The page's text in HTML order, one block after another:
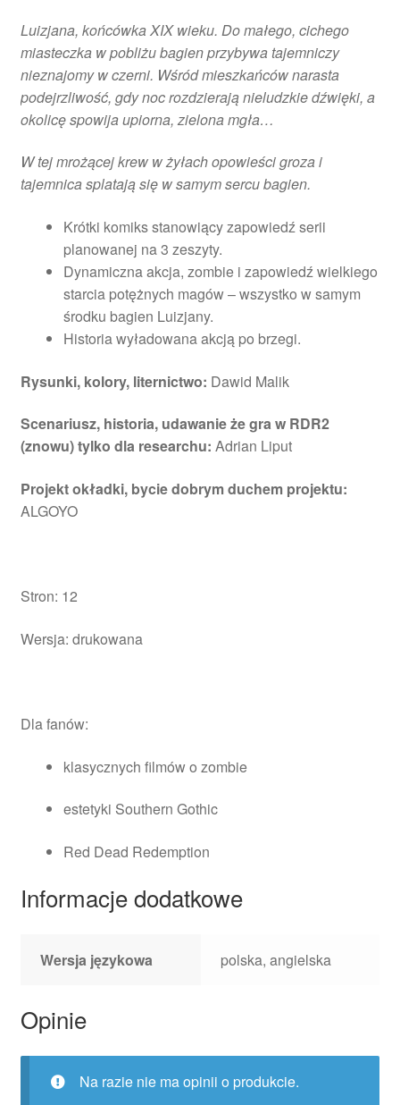
Luizjana, końcówka XIX wieku. Do małego, cichego
miasteczka w pobliżu bagien przybywa tajemniczy
nieznajomy w czerni. Wśród mieszkańców narasta
podejrzliwość, gdy noc rozdzierają nieludzkie dźwięki, a
okolicę spowija upiorna, zielona mgła…
W tej mrożącej krew w żyłach opowieści groza i
tajemnica splatają się w samym sercu bagien.
Krótki komiks stanowiący zapowiedź serii
planowanej na 3 zeszyty.
Dynamiczna akcja, zombie i zapowiedź wielkiego
starcia potężnych magów – wszystko w samym
środku bagien Luizjany.
Historia wyładowana akcją po brzegi.
Rysunki, kolory, liternictwo: Dawid Malik
Scenariusz, historia, udawanie że gra w RDR2
(znowu) tylko dla researchu: Adrian Liput
Projekt okładki, bycie dobrym duchem projektu:
ALGOYO
Stron: 12
Wersja: drukowana
Dla fanów:
klasycznych filmów o zombie
estetyki Southern Gothic
Red Dead Redemption
Informacje dodatkowe
Wersja językowa polska, angielska
Opinie
Na razie nie ma opinii o produkcie.